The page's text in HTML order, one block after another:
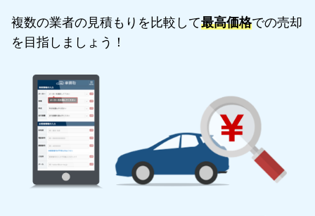
複数の業者の見積もりを比較して最高価格での売却
を目指しましょう！